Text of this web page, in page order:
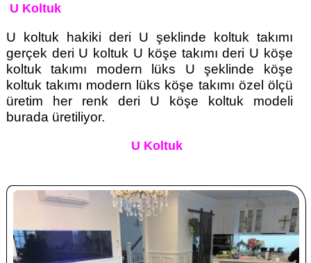
U Koltuk
U koltuk hakiki deri U şeklinde koltuk takımı
gerçek deri U koltuk U köşe takımı deri U köşe
koltuk takımı modern lüks U şeklinde köşe
koltuk takımı modern lüks köşe takımı özel ölçü
üretim her renk deri U köşe koltuk modeli
burada üretiliyor.
U Koltuk